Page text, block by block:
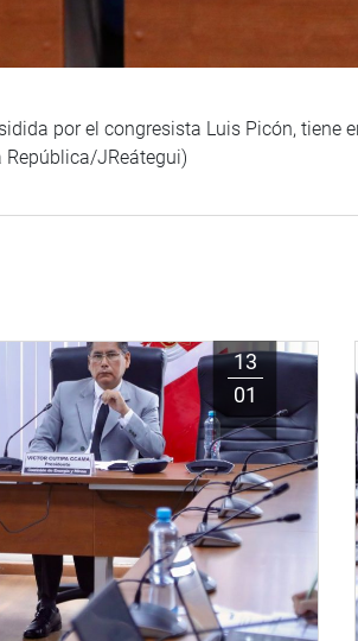
por el congresista Luis Picón,
JReátegui)
13
01